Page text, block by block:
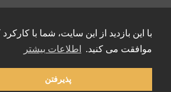
با این بازدید از این سایت، شما با
موافقت می کنید.
اطلاعات بیشتر
پذیرفتن